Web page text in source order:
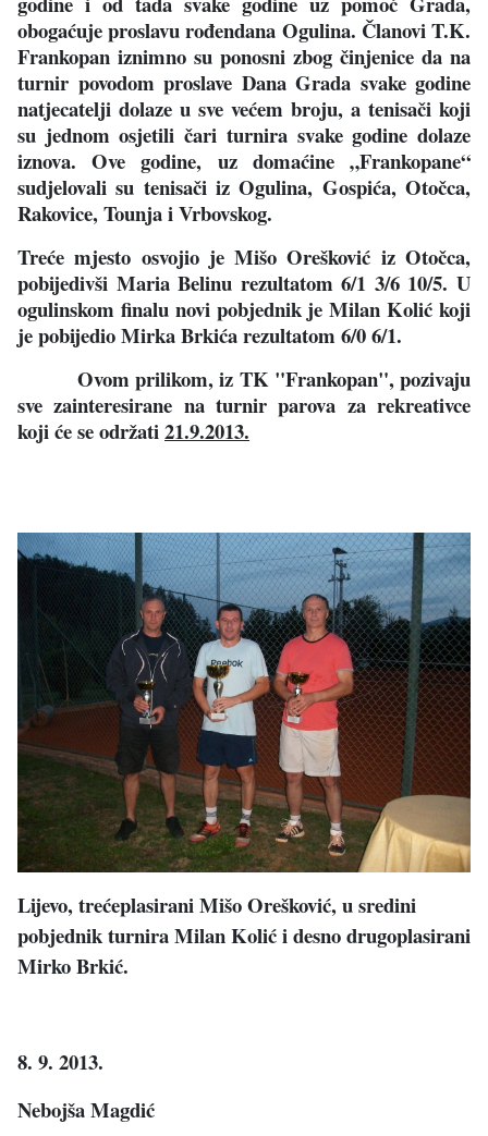
obogaćuje proslavu rođendana Ogulina. Članovi T.K.
Frankopan iznimno su ponosni zbog činjenice da na
turnir povodom proslave Dana Grada svake godine
natjecatelji dolaze u sve većem broju, a tenisači koji
su jednom osjetili čari turnira svake godine dolaze
iznova. Ove godine, uz domaćine „Frankopane“
sudjelovali su tenisači iz Ogulina, Gospića, Otočca,
Rakovice, Tounja i Vrbovskog.
Treće mjesto osvojio je Mišo Orešković iz Otočca,
pobijedivši Maria Belinu rezultatom 6/1 3/6 10/5. U
ogulinskom finalu novi pobjednik je Milan Kolić koji
je pobijedio Mirka Brkića rezultatom 6/0 6/1.
Ovom prilikom, iz TK "Frankopan", pozivaju
sve zainteresirane na turnir parova za rekreativce
koji će se održati21.9.2013.
Lijevo, trećeplasirani Mišo Orešković, u sredini
pobjednik turnira Milan Kolić i desno drugoplasirani
Mirko Brkić.
8. 9. 2013.
Nebojša Magdić